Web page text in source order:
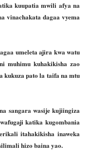
kuupatia mwili afya na
vinachakata dagaa vyema
umeleta ajira kwa watu
muhimu kuhakikisha zao
kukuza pato la taifa na mtu
sangara wasije kujiingiza
katika kugombania
itahakikisha inaweka
hizo baina yao.